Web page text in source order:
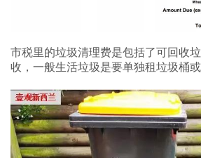
市税里的垃圾清理费是包括了可回收
收，一般生活垃圾是要单独租垃圾桶或